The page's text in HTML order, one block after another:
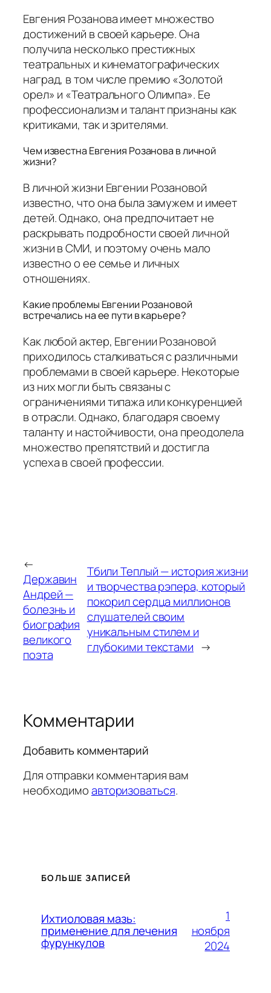
Евгения Розанова имеет множество
достижений в своей карьере. Она
получила несколько престижных
театральных и кинематографических
наград, в том числе премию «Золотой
орел» и «Театрального Олимпа». Ее
профессионализм и талант признаны как
критиками, так и зрителями.
Чем известна Евгения Розанова в личной
жизни?
В личной жизни Евгении Розановой
известно, что она была замужем и имеет
детей. Однако, она предпочитает не
раскрывать подробности своей личной
жизни в СМИ, и поэтому очень мало
известно о ее семье и личных
отношениях.
Какие проблемы Евгении Розановой
встречались на ее пути в карьере?
Как любой актер, Евгении Розановой
приходилось сталкиваться с различными
проблемами в своей карьере. Некоторые
из них могли быть связаны с
ограничениями типажа или конкуренцией
в отрасли. Однако, благодаря своему
таланту и настойчивости, она преодолела
множество препятствий и достигла
успеха в своей профессии.
←
Державин
Андрей —
болезнь и
биография
великого
поэта
Тбили Теплый — история жизни
и творчества рэпера, который
покорил сердца миллионов
слушателей своим
уникальным стилем и
глубокими текстами →
Комментарии
Добавить комментарий
Для отправки комментария вам
необходимоавторизоваться.
БОЛЬШЕ ЗАПИСЕЙ
Ихтиоловая мазь:
применение для лечения
фурункулов
1
ноября
2024